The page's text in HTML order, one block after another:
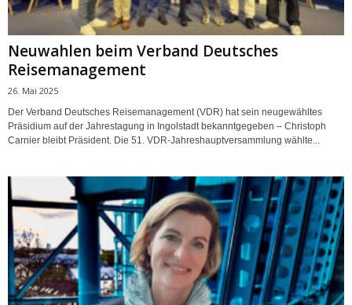
Neuwahlen beim Verband Deutsches
Reisemanagement
26. Mai 2025
Der Verband Deutsches Reisemanagement (VDR) hat sein neugewähltes
Präsidium auf der Jahrestagung in Ingolstadt bekanntgegeben – Christoph
Carnier bleibt Präsident. Die 51. VDR-Jahreshauptversammlung wählte...